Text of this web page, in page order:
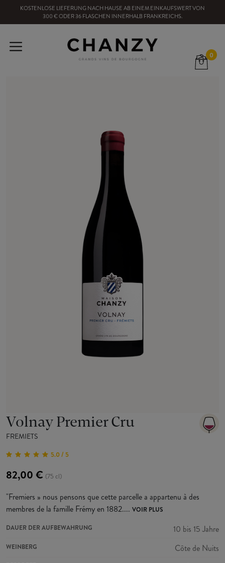
KOSTENLOSE LIEFERUNG NACH HAUSEAB EINEM EINKAUFSWERT VON
300€ ODER36FLASCHEN INNERHALB FRANKREICHS.
0
Volnay Premier Cru
FREMIETS
5.0 / 5
82,00 € (75 cl)
"Fremiers » nous pensons que cette parcelle a appartenu à des
membres de la famille Frémy en 1882.... VOIR PLUS
DAUER DER AUFBEWAHRUNG
10 bis 15 Jahre
WEINBERG Côte de Nuits